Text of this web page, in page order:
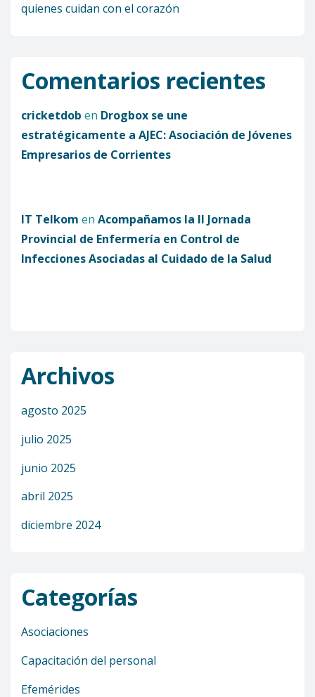
quienes cuidan con el corazón
Comentarios recientes
cricketdob en Drogbox se une
estratégicamente a AJEC: Asociación de Jóvenes
Empresarios de Corrientes
IT Telkom en Acompañamos la II Jornada
Provincial de Enfermería en Control de
Infecciones Asociadas al Cuidado de la Salud
Archivos
agosto 2025
julio 2025
junio 2025
abril 2025
diciembre 2024
Categorías
Asociaciones
Capacitación del personal
Efemérides